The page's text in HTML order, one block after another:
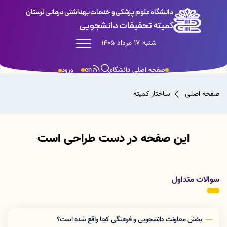
دانشگاه علوم پزشکی و خدمات بهداشتی درمانی لرستان
کمیته تحقیقات دانشجویی
شنبه 17 مرداد 1405
ورود en صفحه اصلی دانشگاه
صفحه اصلی ساختار کمیته
این صفحه در دست طراحی است
سوالات متداول
بخش معاونت دانشجویی و فرهنگی کجا واقع شده است؟